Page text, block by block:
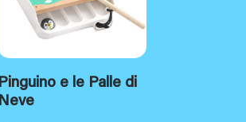
Pinguino e le Palle di
Neve